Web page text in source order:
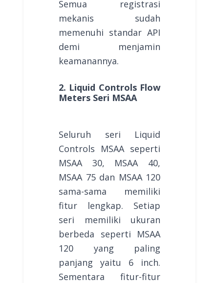
Semua registrasi
mekanis sudah
memenuhi standar API
demi menjamin
keamanannya.
2. Liquid Controls Flow
Meters Seri MSAA
Seluruh seri Liquid
Controls MSAA seperti
MSAA 30, MSAA 40,
MSAA 75 dan MSAA 120
sama-sama memiliki
fitur lengkap. Setiap
seri memiliki ukuran
berbeda seperti MSAA
120 yang paling
panjang yaitu 6 inch.
Sementara fitur-fitur